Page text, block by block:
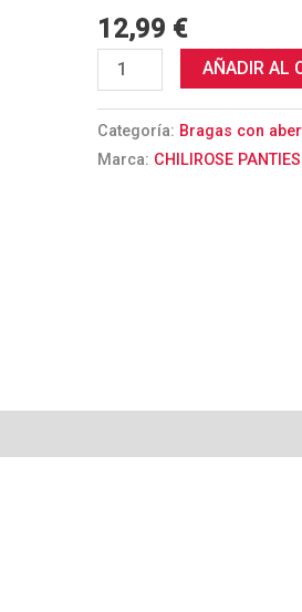
12,99 €
cantidad
AÑADIR AL
Categoría: Bragas con
Marca: CHILIROSE